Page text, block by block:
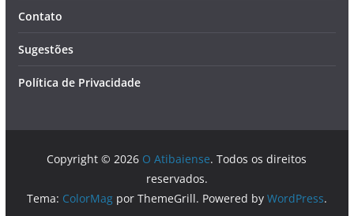
Contato
Sugestões
Política de Privacidade
Copyright © 2026 O Atibaiense. Todos os direitos
reservados.
Tema: ColorMagpor ThemeGrill. Powered by WordPress.